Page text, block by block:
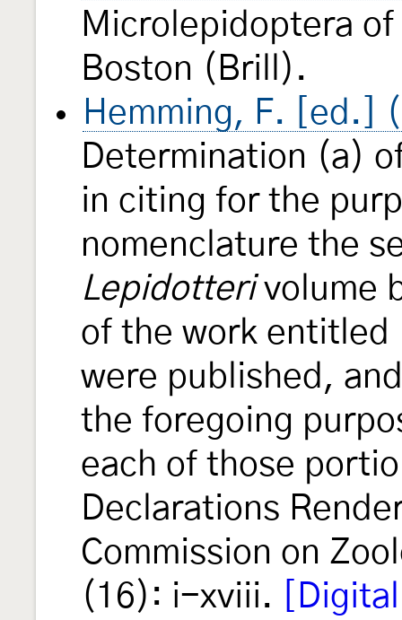
Microlepidoptera
Boston (Brill).
Hemming, F. [ed.]
Determination (a)
in citing for the
nomenclature the
Lepidotterivolume
of the work entitled
were published,
the foregoing
each of those
Declarations
Commission on
(16): i-xviii.